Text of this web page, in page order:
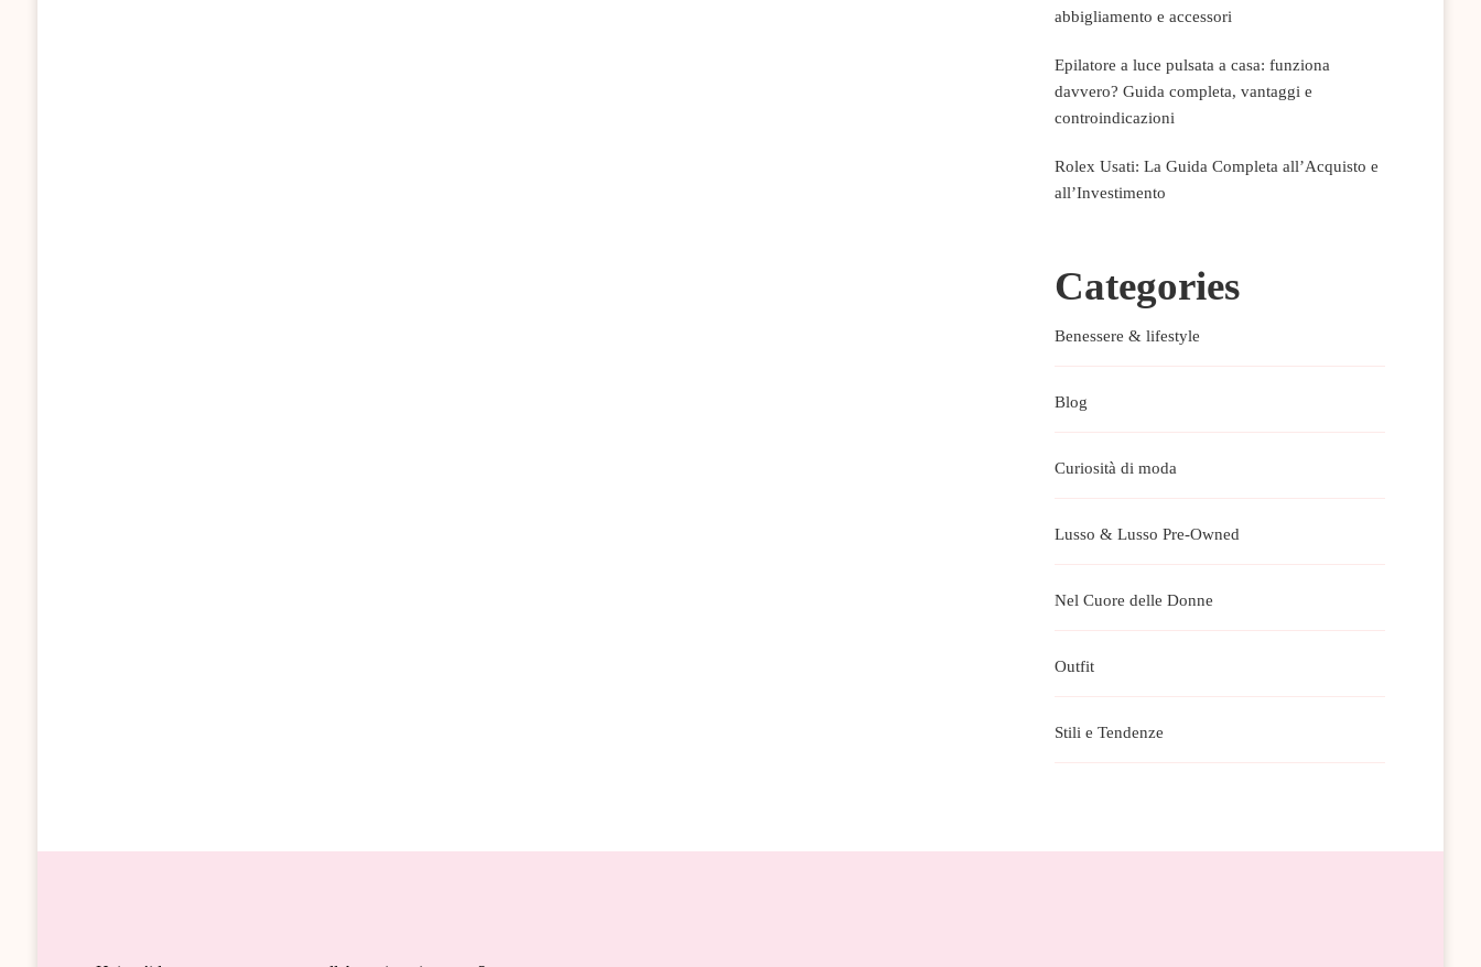
abbigliamento e accessori
Epilatore a luce pulsata a casa: funziona
davvero? Guida completa, vantaggi e
controindicazioni
Rolex Usati: La Guida Completa all’Acquisto e
all’Investimento
Categories
Benessere & lifestyle
Blog
Curiosità di moda
Lusso & Lusso Pre-Owned
Nel Cuore delle Donne
Outfit
Stili e Tendenze